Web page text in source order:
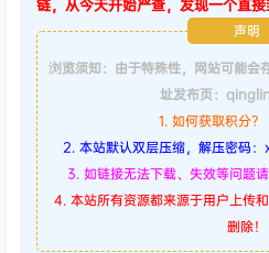
链，从今天开始严查，发现一个直接
声明
浏览须知：由于特殊性，网站可能会
址发布页：
1. 如何获取积分？
2. 本站默认双层压缩，解压密
3. 如链接无法下载、失效等问题
4. 本站所有资源都来源于用户上传
删除！